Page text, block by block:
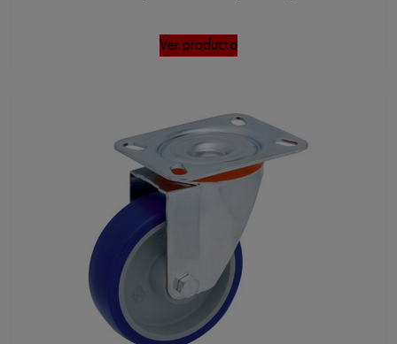
Ver producto